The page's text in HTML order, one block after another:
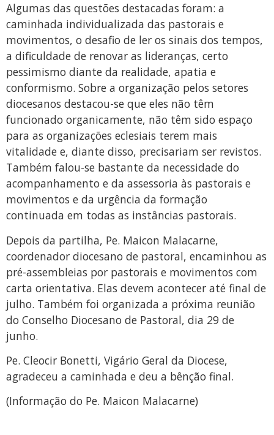
Algumas das questões destacadas foram: a
caminhada individualizada das pastorais e
movimentos, o desafio de ler os sinais dos tempos,
a dificuldade de renovar as lideranças, certo
pessimismo diante da realidade, apatia e
conformismo. Sobre a organização pelos setores
diocesanos destacou-se que eles não têm
funcionado organicamente, não têm sido espaço
para as organizações eclesiais terem mais
vitalidade e, diante disso, precisariam ser revistos.
Também falou-se bastante da necessidade do
acompanhamento e da assessoria às pastorais e
movimentos e da urgência da formação
continuada em todas as instâncias pastorais.
Depois da partilha, Pe. Maicon Malacarne,
coordenador diocesano de pastoral, encaminhou as
pré-assembleias por pastorais e movimentos com
carta orientativa. Elas devem acontecer até final de
julho. Também foi organizada a próxima reunião
do Conselho Diocesano de Pastoral, dia 29 de
junho.
Pe. Cleocir Bonetti, Vigário Geral da Diocese,
agradeceu a caminhada e deu a bênção final.
(Informação do Pe. Maicon Malacarne)